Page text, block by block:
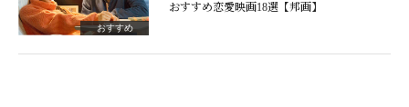
おすすめ
おすすめ恋愛映画18選【邦画】